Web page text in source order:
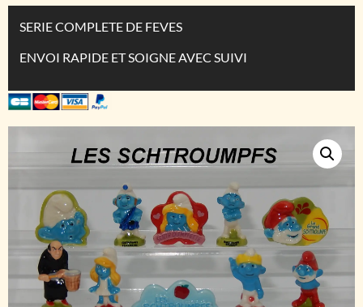
SERIE COMPLETE DE FEVES
ENVOI RAPIDE ET SOIGNE AVEC SUIVI